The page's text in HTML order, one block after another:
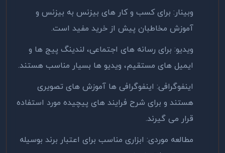
وبینار: برای کسب و کار های بیزنس به بیزنس و
آموزش مخاطبان پیش از خرید مفید است.
ویدیو: برای رسانه های اجتماعی، لندینگ پیج ها و
ایمیل های مستقیم، ویدیو ها بسیار مناسب هستند.
اینفوگرافی: اینفوگرافی ها آموزش های تصویری
هستند و برای شرح فرایند های پیچیده مورد استفاده
قرار می گیرند.
مطالعه موردی: ابزاری مناسب برای اعتبار برند بوسیله